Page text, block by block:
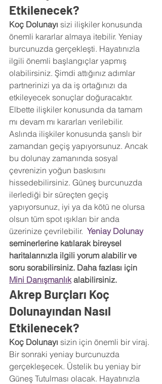
Etkilenecek?
Koç Dolunayı sizi ilişkiler konusunda
önemli kararlar almaya itebilir. Yeniay
burcunuzda gerçekleşti. Hayatınızla
ilgili önemli başlangıçlar yapmış
olabilirsiniz. Şimdi attığınız adımlar
partnerinizi ya da iş ortağınızı da
etkileyecek sonuçlar doğuracaktır.
Elbette ilişkiler konusunda da tamam
mı devam mı kararları verilebilir.
Aslında ilişkiler konusunda şanslı bir
zamandan geçiş yapıyorsunuz. Ancak
bu dolunay zamanında sosyal
çevrenizin yoğun baskısını
hissedebilirsiniz. Güneş burcunuzda
ilerlediği bir süreçten geçiş
yapıyorsunuz, iyi ya da kötü ne olursa
olsun tüm spot ışıkları bir anda
üzerinize çevrilebilir. Yeniay Dolunay
seminerlerine katılarak bireysel
haritalarınızla ilgili yorum alabilir ve
soru sorabilirsiniz. Daha fazlası için
Mini Danışmanlık alabilirsiniz.
Akrep Burçları Koç
Dolunayından Nasıl
Etkilenecek?
Koç Dolunayı sizin için önemli bir viraj.
Bir sonraki yeniay burcunuzda
gerçekleşecek. Üstelik bu yeniay bir
Güneş Tutulması olacak. Hayatınızla